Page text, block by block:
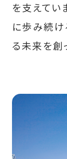
を支えてい
に歩み続け
る未来を創